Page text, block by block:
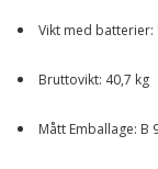
Vikt med batterier:
Bruttovikt: 40,7 kg
Mått Emballage: B